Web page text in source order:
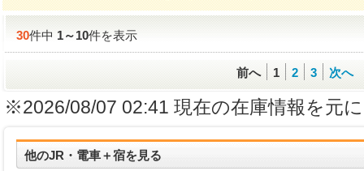
30件中1～10件を表示
前へ 1 2 3 次へ
※2026/08/07 02:41 現在の在庫情報を元
他のJR・電車＋宿を見る